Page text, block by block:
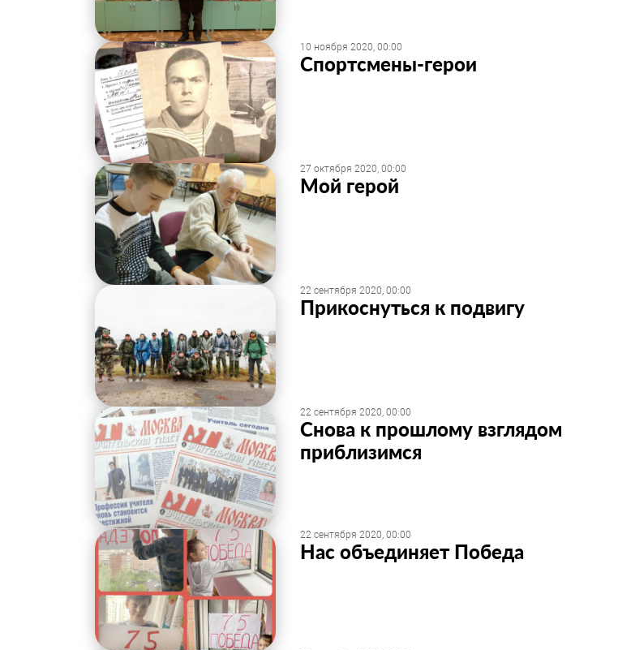
10 ноября 2020, 00:00
Спортсмены-герои
27 октября 2020, 00:00
Мой герой
22 сентября 2020, 00:00
Прикоснуться к подвигу
22 сентября 2020, 00:00
Снова к прошлому взглядом
приблизимся
22 сентября 2020, 00:00
Нас объединяет Победа